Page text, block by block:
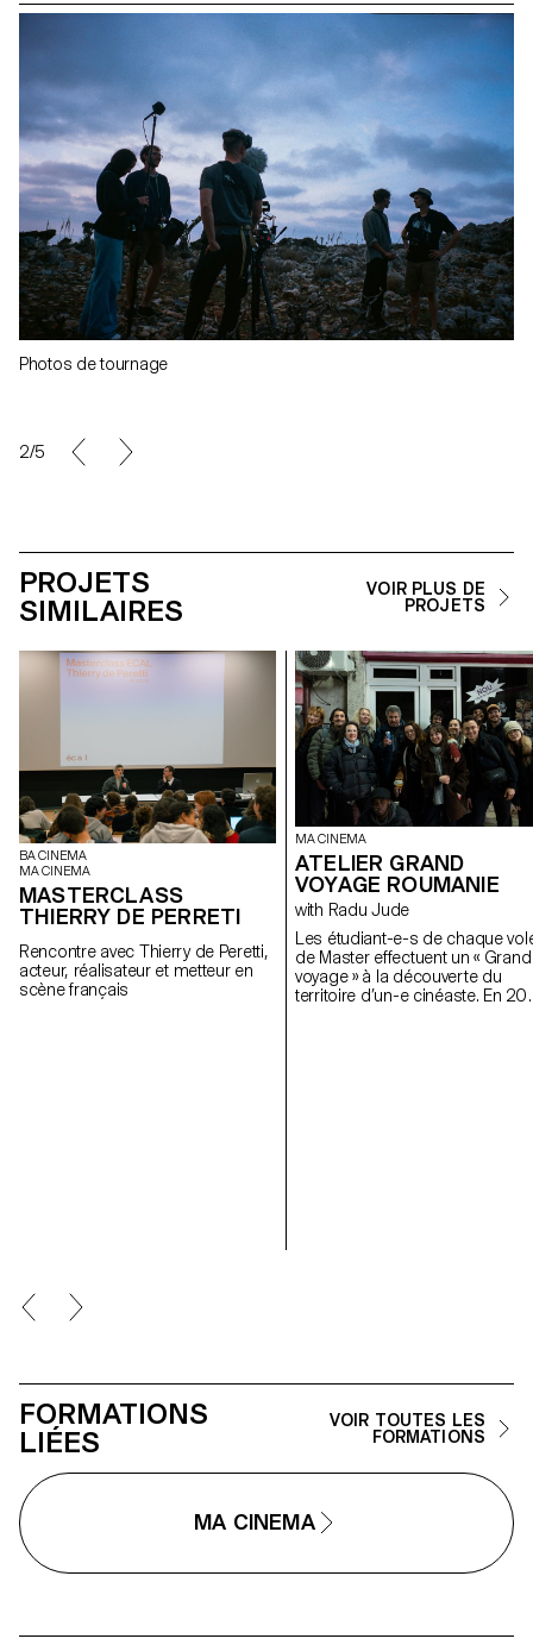
Photos de tournage
2/5
PROJETS
SIMILAIRES
VOIR PLUS DE
PROJETS
BA CINEMA
MA CINEMA
MASTERCLASS
THIERRY DE PERRETI
Rencontre avec Thierry de Peretti,
acteur, réalisateur et metteur en
scène français
MA CINEMA
ATELIER GRAND
VOYAGE ROUMANIE
with Radu Jude
Les étudiant-e-s de chaque
de Master effectuent un « Grand
voyage » à la découverte du
territoire d’un-e cinéaste. En
FORMATIONS
LIÉES
VOIR TOUTES LES
FORMATIONS
MA CINEMA